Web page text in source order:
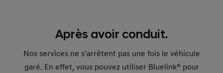
Après avoir conduit.
Nos services ne s’arrêtent pas une fois le véhicule
garé. En effet, vous pouvez utiliser Bluelink® pour